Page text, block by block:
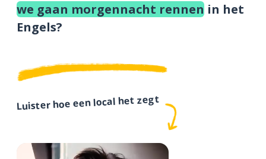
we gaan morgennacht rennen in het
Engels?
Luister hoe een local het zegt